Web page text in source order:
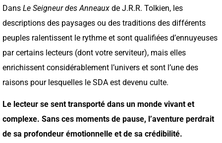
Dans Le Seigneur des Anneaux de J.R.R. Tolkien, les
descriptions des paysages ou des traditions des différents
peuples ralentissent le rythme et sont qualifiées d’ennuyeuses
par certains lecteurs (dont votre serviteur), mais elles
enrichissent considérablement l’univers et sont l’une des
raisons pour lesquelles le SDA est devenu culte.
Le lecteur se sent transporté dans un monde vivant et
complexe. Sans ces moments de pause, l’aventure perdrait
de sa profondeur émotionnelle et de sa crédibilité.